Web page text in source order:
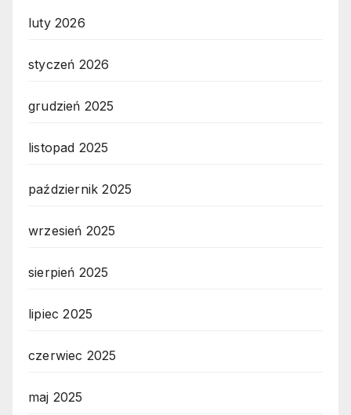
luty 2026
styczeń 2026
grudzień 2025
listopad 2025
październik 2025
wrzesień 2025
sierpień 2025
lipiec 2025
czerwiec 2025
maj 2025